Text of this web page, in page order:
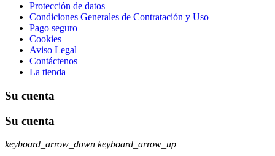
Protección de datos
Condiciones Generales de Contratación y Uso
Pago seguro
Cookies
Aviso Legal
Contáctenos
La tienda
Su cuenta
Su cuenta
keyboard_arrow_down keyboard_arrow_up